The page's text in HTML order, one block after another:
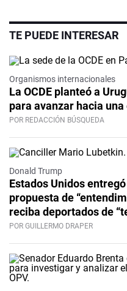
TE PUEDE INTERESAR
Organismos internacionales
La OCDE planteó a
para avanzar hacia
POR REDACCIÓN BÚSQUEDA
Donald Trump
Estados Unidos
propuesta de
reciba deportados de
POR GUILLERMO DRAPER